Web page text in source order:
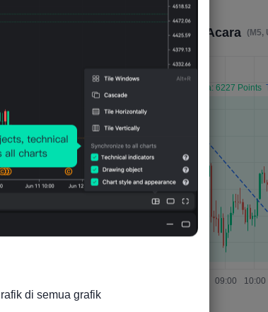
Dampak 4 Jam Setelah Acara (M5,
di semua grafik